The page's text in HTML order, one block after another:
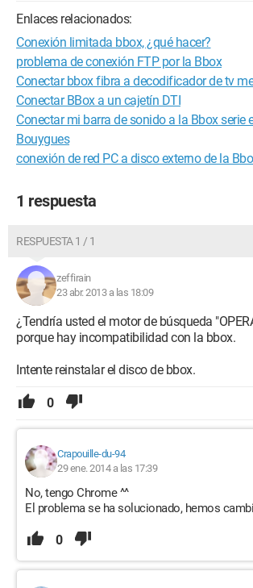
Enlaces relacionados:
Conexión limitada bbox, ¿qué hacer?
problema de conexión FTP por la Bbox
Conectar bbox fibra a decodificador de tv
Conectar BBox a un cajetín DTI
Conectar mi barra de sonido a la Bbox serie
Bouygues
conexión de red PC a disco externo de la
1 respuesta
RESPUESTA 1 / 1
zeffirain
23 abr. 2013 a las 18:09
¿Tendría usted el motor de búsqueda
porque hay incompatibilidad con la bbox.
Intente reinstalar el disco de bbox.
0
Crapouille-du-94
29 ene. 2014 a las 17:39
No, tengo Chrome ^^
El problema se ha solucionado, hemos
0